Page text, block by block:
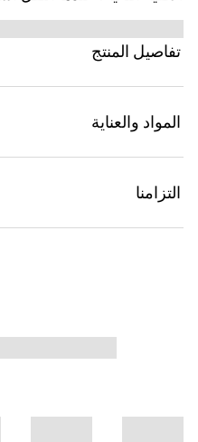
البضائع الجلدية إلى
الشعار من خلال منحه
بأسطح الألماس المتينة
تفاصيل المنتج
المواد والعناية
التزامنا